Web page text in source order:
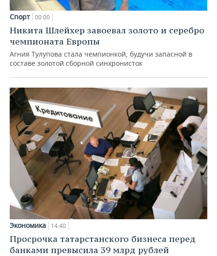
Спорт 00:00
Никита Шлейхер завоевал золото и серебро
чемпионата Европы
Агния Тулупова стала чемпионкой, будучи запасной в
составе золотой сборной синхронисток
Экономика 14:40
Просрочка татарстанского бизнеса перед
банками превысила 39 млрд рублей